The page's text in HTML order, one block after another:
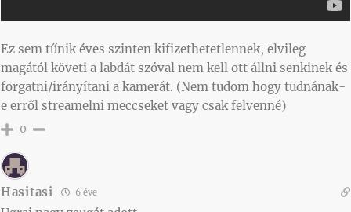
Ez sem tűnik éves szinten kifizethetetlennek, elvileg
magától követi a labdát szóval nem kell ott állni senkinek és
forgatni/irányítani a kamerát. (Nem tudom hogy tudnának-
e erről streamelni meccseket vagy csak felvenné)
0
Hasitasi 6 éve